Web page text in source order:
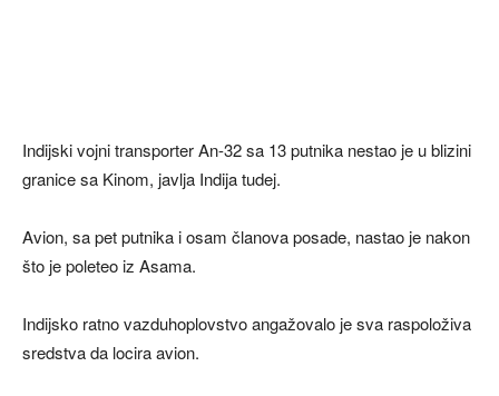
Indijski vojni transporter An-32 sa 13 putnika nestao je u blizini
granice sa Kinom, javlja Indija tudej.
Avion, sa pet putnika i osam članova posade, nastao je nakon
što je poleteo iz Asama.
Indijsko ratno vazduhoplovstvo angažovalo je sva raspoloživa
sredstva da locira avion.